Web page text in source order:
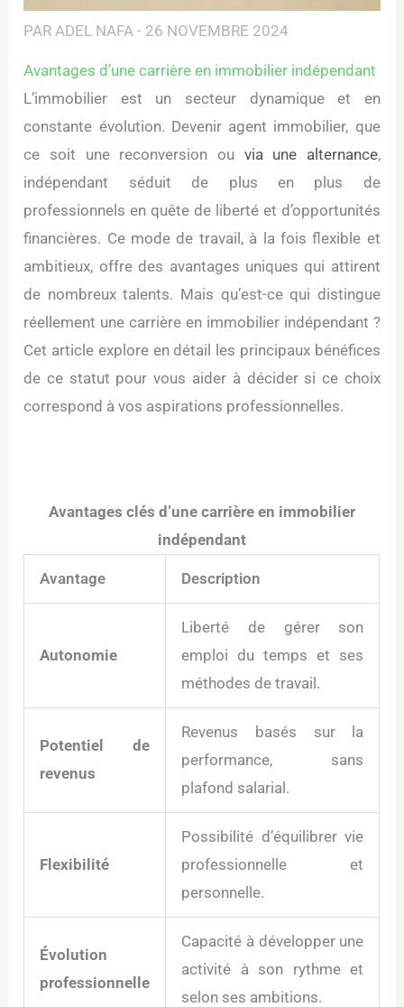
PARADEL NAFA- 26 NOVEMBRE 2024
Avantages d’une carrière en immobilier indépendant
L’immobilier est un secteur dynamique et en
constante évolution. Devenir agent immobilier, que
ce soit une reconversion ou via une alternance,
indépendant séduit de plus en plus de
professionnels en quête de liberté et d’opportunités
financières. Ce mode de travail, à la fois flexible et
ambitieux, offre des avantages uniques qui attirent
de nombreux talents. Mais qu’est-ce qui distingue
réellement une carrière en immobilier indépendant ?
Cet article explore en détail les principaux bénéfices
de ce statut pour vous aider à décider si ce choix
correspond à vos aspirations professionnelles.
Avantages clés d’une carrière en immobilier
indépendant
Avantage Description
Autonomie
Liberté de gérer son
emploi du temps et ses
méthodes de travail.
Potentiel de
revenus
Revenus basés sur la
performance, sans
plafond salarial.
Flexibilité
Possibilité d’équilibrer vie
professionnelle et
personnelle.
Évolution
professionnelle
Capacité à développer une
activité à son rythme et
selon ses ambitions.